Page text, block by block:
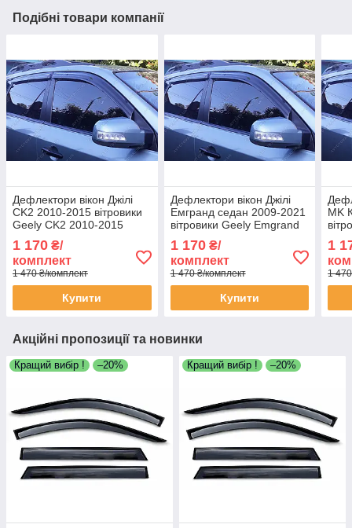
Подібні товари компанії
Дефлектори вікон Джілі
CK2 2010-2015 вітровики
Geely CK2 2010-2015
1 170 ₴/
комплект
1 470 ₴/комплект
Купити
Дефлектори вікон Джілі
Емгранд седан 2009-2021
вітровики Geely Emgrand
дефлектори 4шт
1 170₴/
комплект
1 470 ₴/комплект
Купити
MK
4шт
1
1
Акційні пропозиції та новинки
Кращий вибір ! –20% Кращий вибір ! –20%